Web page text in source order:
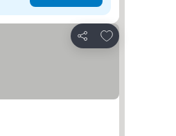
Del
Føj til favoritter